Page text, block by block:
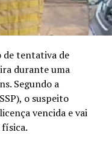
de tentativa de
durante uma
Segundo a
o suspeito
vencida e vai
física.